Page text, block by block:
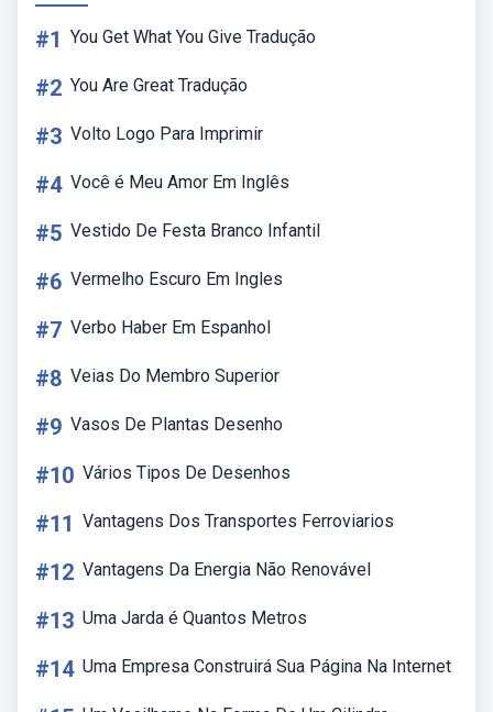
#1 You Get What You Give Tradução
#2 You Are Great Tradução
#3 Volto Logo Para Imprimir
#4 Você é Meu Amor Em Inglês
#5 Vestido De Festa Branco Infantil
#6 Vermelho Escuro Em Ingles
#7 Verbo Haber Em Espanhol
#8 Veias Do Membro Superior
#9 Vasos De Plantas Desenho
#10 Vários Tipos De Desenhos
#11 Vantagens Dos Transportes Ferroviarios
#12 Vantagens Da Energia Não Renovável
#13 Uma Jarda é Quantos Metros
#14 Uma Empresa Construirá Sua Página Na Internet